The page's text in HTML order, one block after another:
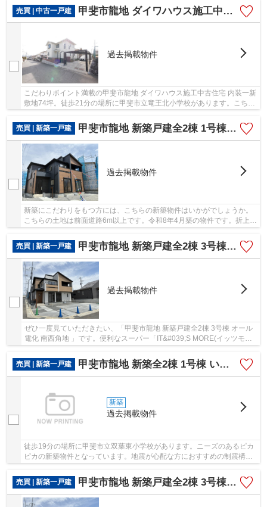
売買 | 中古一戸建
甲斐市龍地 ダイワハウス施工中古住宅 内装一新 敷地74坪
過去掲載物件
こだわりポイント満載の甲斐市龍地 ダイワハウス施工中古住宅 内装一新
敷地74坪。徒歩21分の場所に甲斐市立竜王北小学校があります。こちら
売買 | 新築一戸建
甲斐市龍地 新築戸建全2棟 1号棟 オール電化・長期優良住宅
過去掲載物件
新築にこだわりをもつ方には、こちらの新築物件はいかがでしょうか。
こちらの土地は前面道路6m以上です。令和8年4月築の物件です。折上天
売買 | 新築一戸建
甲斐市龍地 新築戸建全2棟 3号棟 オール電化 南西角地
過去掲載物件
ぜひ一度見ていただきたい、「甲斐市龍地 新築戸建全2棟 3号棟 オール
電化 南西角地 」です。便利なスーパー「IT&#039;S MORE(イッツモア)
売買 | 新築一戸建
甲斐市龍地 新築全2棟 1号棟 いちやまマート迄徒歩2分
新築
過去掲載物件
徒歩19分の場所に甲斐市立双葉東小学校があります。ニーズのあるピカ
ピカの新築物件となっています。地震が心配な方におすすめの制震構造
売買 | 新築一戸建
甲斐市龍地 新築戸建全2棟 3号棟 オール電化 南西角地